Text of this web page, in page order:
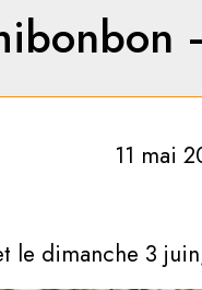
11 mai
le dimanche 3